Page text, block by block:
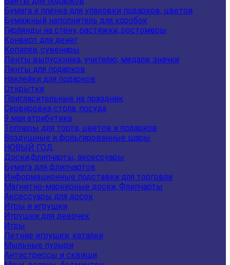
Бумага и пленка для упаковки подарков, цветов
Бумажный наполнитель для коробок
Гирлянды на стену, растяжки, ростомеры
Конверт для денег
Копилки, сувениры
Ленты выпускника, учителю, медали, значки
Ленты для подарков
Наклейки для подарков
Открытки
Пригласительные на праздник
Сервировка стола, посуда
9 мая атрибутика
Топперы для торта, цветов и подарков
Воздушные и фольгированные шары
НОВЫЙ ГОД
Доски,флипчарты, аксессуары
Бумага для флипчартов
Информационные подставки для торговли
Магнитно-маркерные доски, Флипчарты
Аксессуары для досок
Игры и игрушки
Игрушки для девочек
Игры
Летние игрушки, каталки
Мыльные пузыри
Антистрессы и сквиши